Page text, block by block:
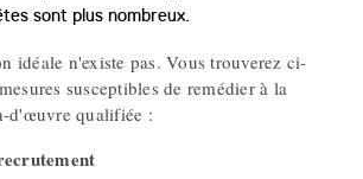
sont plus nombreux.
idéale n'existe pas. Vous trouverez ci-
susceptibles de remédier à la
d'œuvre qualifiée :